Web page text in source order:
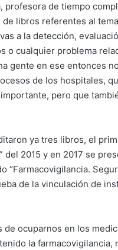
profesora de tiempo
libros referentes al
a la detección,
o cualquier problema
gente en ese entonces
de los hospitales,
pero que
ya tres libros, el
del 2015 y en 2017 se
“Farmacovigilancia.
de la vinculación de
de ocuparnos en los
la farmacovigilancia,